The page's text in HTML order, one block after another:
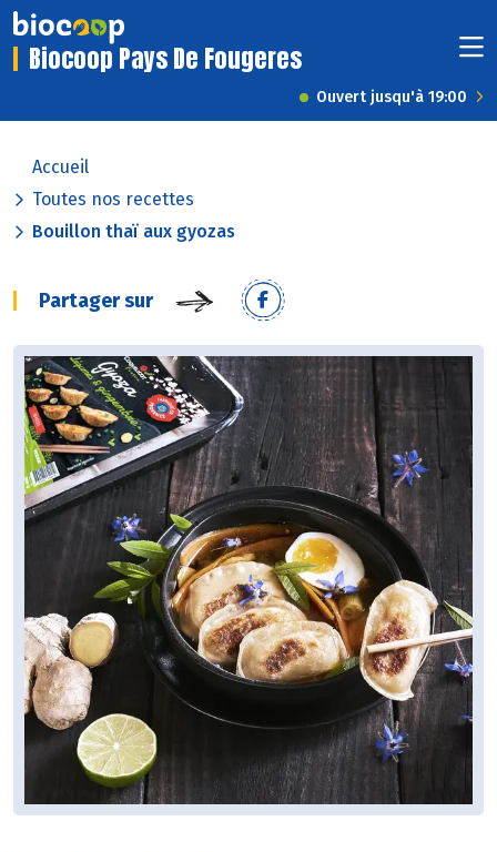
Biocoop Pays De Fougeres
Ouvert jusqu'à 19:00
Accueil
Toutes nos recettes
Bouillon thaï aux gyozas
Partager sur